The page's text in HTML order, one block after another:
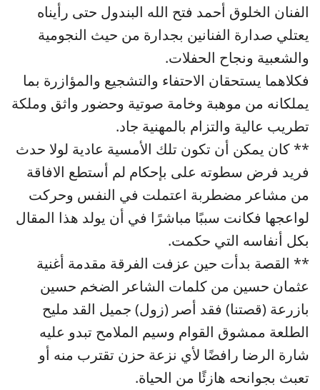
الفنان الخلوق أحمد فتح الله البندول حتى رأيناه
يعتلي صدارة الفنانين بجدارة من حيث النجومية
والشعبية ونجاح الحفلات.
فكلاهما يستحقان الاحتفاء والتشجيع والمؤازرة بما
يملكانه من موهبة وخامة صوتية وحضور واثق وملكة
تطريب عالية والتزام بالمهنية جاد.
** كان يمكن أن تكون تلك الأمسية عادية لولا حدث
فريد فرض سطوته على بإحكام لم أستطع الافاقة
من مشاعر مضطربة اعتملت في النفس وحركت
لواعجها فكانت سببًا مباشرًا في أن يولد هذا المقال
بكل أنفاسه التي حكمت.
** القصة بدأت حين عزفت الفرقة مقدمة أغنية
عثمان حسين من كلمات الشاعر الضخم حسين
بازرعة (قصتنا) فقد أصر (زول) جميل القد مليح
الطلعة ممشوق القوام وسيم الملامح تبدو عليه
شارة الرضا رافضًا لأي نزعة حزن تقترب منه أو
تعبث بجوانحه هازئًا من الحياة.